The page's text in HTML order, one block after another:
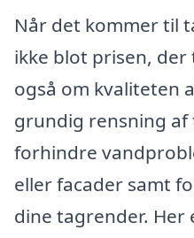
Når det kommer til
ikke blot prisen,
også om kvaliteten
grundig rensning
forhindre
eller facader samt
dine tagrender.